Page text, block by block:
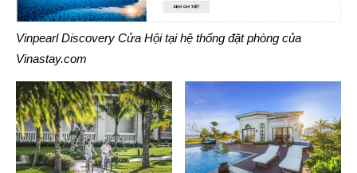
Vinpearl Discovery Cửa Hội tại hệ thống đặt phòng của
Vinastay.com